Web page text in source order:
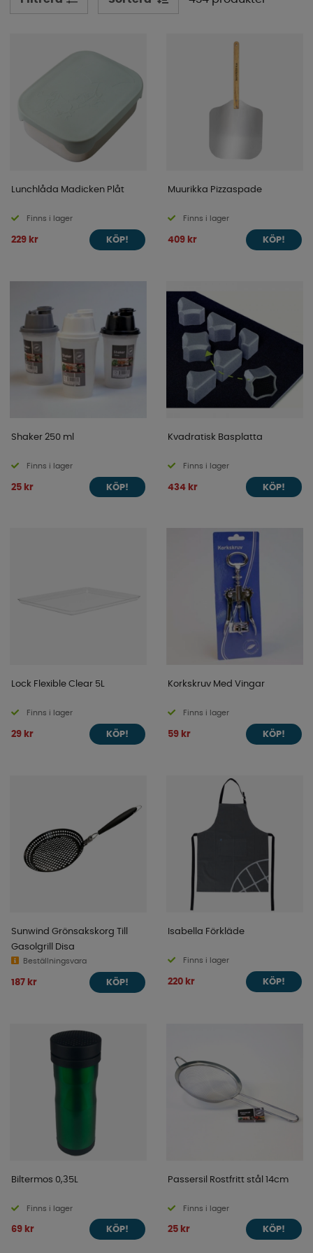
eller i hemmet har vi saker till ditt kök. Se vårt härliga
sortiment här bland våra kategorier!
Lunchlåda Madicken Plåt
Finns i lager
229 kr KÖP!
Muurikka Pizzaspade
Finns i lager
409 kr KÖP!
Shaker 250 ml
Finns i lager
25 kr KÖP!
Kvadratisk Basplatta
Finns i lager
434 kr KÖP!
Lock Flexible Clear 5L
Finns i lager
29 kr KÖP!
Korkskruv Med Vingar
Finns i lager
59 kr KÖP!
Sunwind Grönsakskorg Till
Gasolgrill Disa
Beställningsvara
187 kr KÖP!
Isabella Förkläde
Finns i lager
220 kr KÖP!
Biltermos 0,35L
Finns i lager
69 kr KÖP!
Passersil Rostfritt stål 14cm
Finns i lager
25 kr KÖP!